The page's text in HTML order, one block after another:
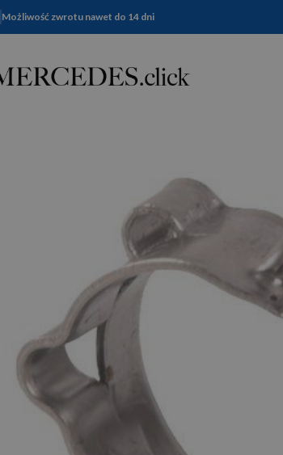
Możliwość zwrotu nawet do 14 dni